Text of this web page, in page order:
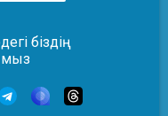
біздің